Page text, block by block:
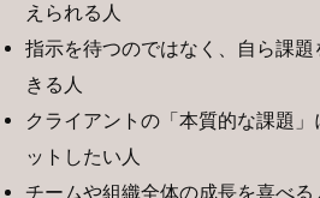
えられる人
指示を待つのではなく、自ら課
きる人
クライアントの「本質的な課題
ットしたい人
チームや組織全体の成長を喜べる